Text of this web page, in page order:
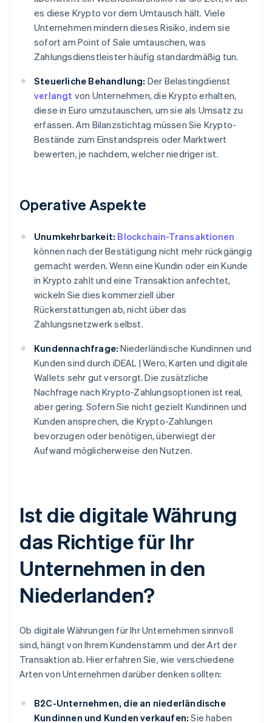
es diese Krypto vor dem Umtausch hält. Viele
Unternehmen mindern dieses Risiko, indem sie
sofort am Point of Sale umtauschen, was
Zahlungsdienstleister häufig standardmäßig tun.
Steuerliche Behandlung: Der Belastingdienst
verlangt von Unternehmen, die Krypto erhalten,
diese in Euro umzutauschen, um sie als Umsatz zu
erfassen. Am Bilanzstichtag müssen Sie Krypto-
Bestände zum Einstandspreis oder Marktwert
bewerten, je nachdem, welcher niedriger ist.
Operative Aspekte
Unumkehrbarkeit: Blockchain-Transaktionen
können nach der Bestätigung nicht mehr rückgängig
gemacht werden. Wenn eine Kundin oder ein Kunde
in Krypto zahlt und eine Transaktion anfechtet,
wickeln Sie dies kommerziell über
Rückerstattungen ab, nicht über das
Zahlungsnetzwerk selbst.
Kundennachfrage: Niederländische Kundinnen und
Kunden sind durch iDEAL | Wero, Karten und digitale
Wallets sehr gut versorgt. Die zusätzliche
Nachfrage nach Krypto-Zahlungsoptionen ist real,
aber gering. Sofern Sie nicht gezielt Kundinnen und
Kunden ansprechen, die Krypto-Zahlungen
bevorzugen oder benötigen, überwiegt der
Aufwand möglicherweise den Nutzen.
Ist die digitale Währung
das Richtige für Ihr
Unternehmen in den
Niederlanden?
Ob digitale Währungen für Ihr Unternehmen sinnvoll
sind, hängt von Ihrem Kundenstamm und der Art der
Transaktion ab. Hier erfahren Sie, wie verschiedene
Arten von Unternehmen darüber denken sollten:
B2C-Unternehmen, die an niederländische
Kundinnen und Kunden verkaufen: Sie haben